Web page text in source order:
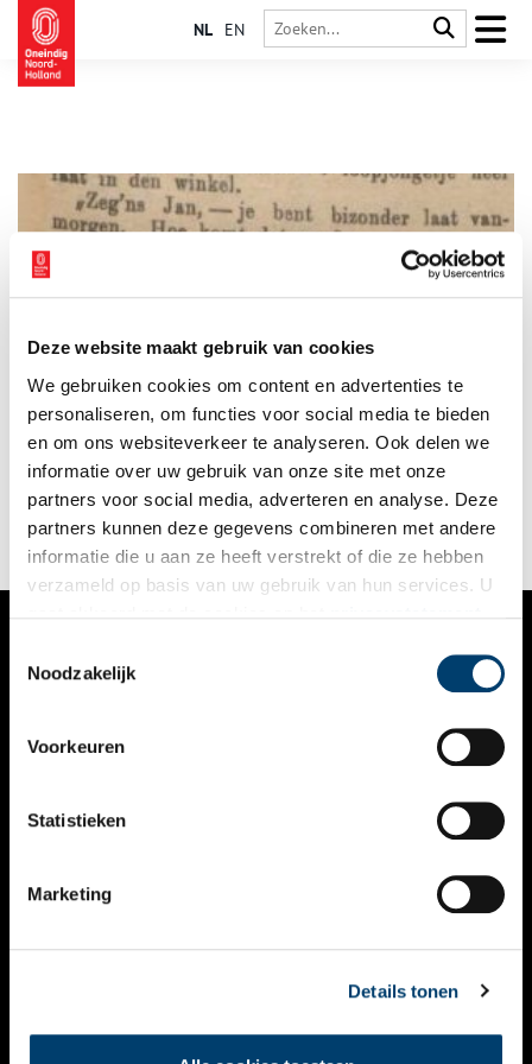
Deze website maakt gebruik van cookies
We gebruiken cookies om content en advertenties te
personaliseren, om functies voor social media te bieden
en om ons websiteverkeer te analyseren. Ook delen we
informatie over uw gebruik van onze site met onze
partners voor social media, adverteren en analyse. Deze
partners kunnen deze gegevens combineren met andere
informatie die u aan ze heeft verstrekt of die ze hebben
verzameld op basis van uw gebruik van hun services. U
Noodzakelijk
Voorkeuren
Statistieken
Marketing
Details tonen
NL EN
Heb jij ook zo’n hekel aan je wekker? Aan die dwingende stem
die je met grof geweld uit je slaap haalt? Terwijl jij niets liever
wilt dan je weer lekker omdraaien en verder dromen. Hoe ging
dat vroeger eigenlijk? Hoe kwam je ergens op tijd toen er nog
geen wekkers, horloges en laat staan smartphones bestonden?
VERHALEN
KALENDER
THEMA’S
VIDEO’S
CONTACT